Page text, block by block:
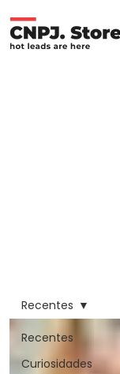
Recentes
Curiosidades
Recentes